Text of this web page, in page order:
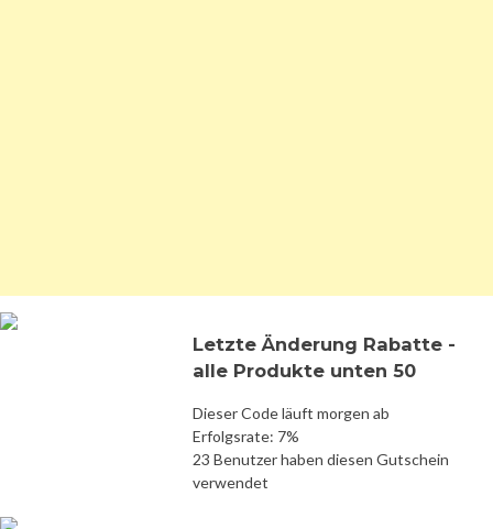
Letzte Änderung Rabatte -
alle Produkte unten 50
Dieser Code läuft morgen ab
Erfolgsrate: 7%
23 Benutzer haben diesen Gutschein
verwendet